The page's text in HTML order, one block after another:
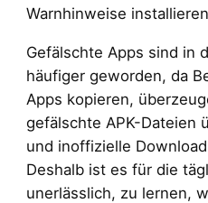
Warnhinweise
Gefälschte Apps sind in
häufiger geworden, da
Apps kopieren,
gefälschte APK-Dateien
und inoffizielle
Deshalb ist es für die
unerlässlich, zu lernen,